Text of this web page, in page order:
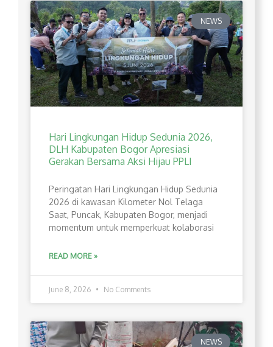
NEWS
Hari Lingkungan Hidup Sedunia 2026,
DLH Kabupaten Bogor Apresiasi
Gerakan Bersama Aksi Hijau PPLI
Peringatan Hari Lingkungan Hidup Sedunia
2026 di kawasan Kilometer Nol Telaga
Saat, Puncak, Kabupaten Bogor, menjadi
momentum untuk memperkuat kolaborasi
READ MORE »
June 8, 2026 No Comments
NEWS